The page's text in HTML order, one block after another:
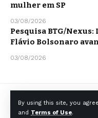
By using this site, you
and Terms of Use.
mulher em SP
03/08/2026
Pesquisa BTG/
Flávio Bolsonaro
03/08/2026